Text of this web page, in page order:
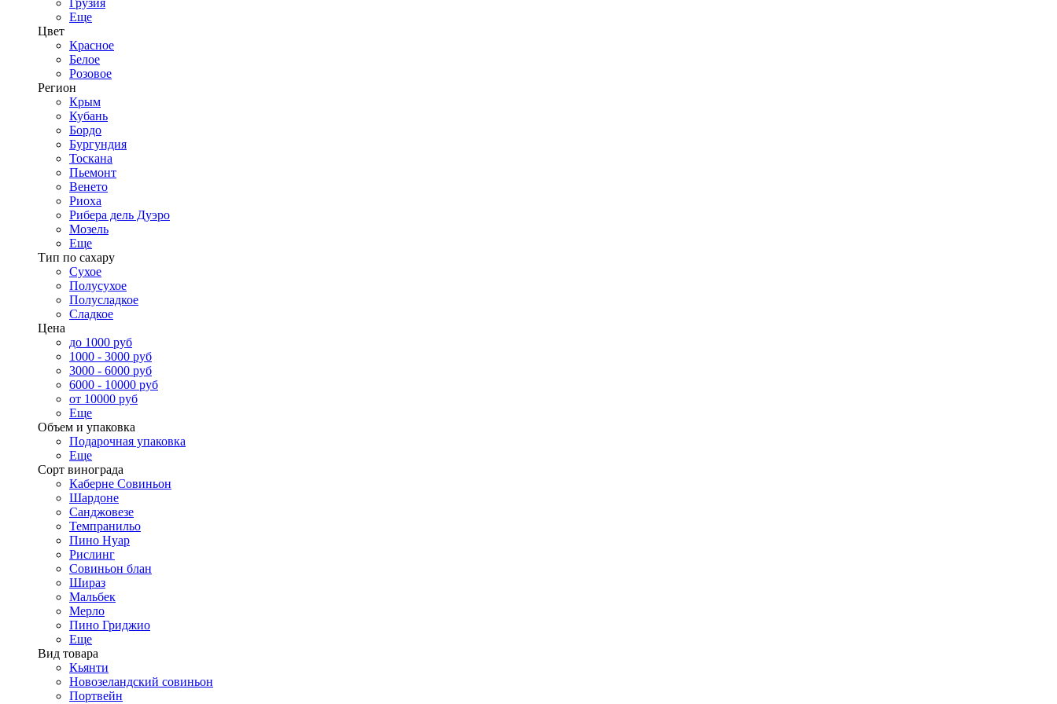
Грузия
Еще
Цвет
Красное
Белое
Розовое
Регион
Крым
Кубань
Бордо
Бургундия
Тоскана
Пьемонт
Венето
Риоха
Рибера дель Дуэро
Мозель
Еще
Тип по сахару
Сухое
Полусухое
Полусладкое
Сладкое
Цена
до 1000 руб
1000 - 3000 руб
3000 - 6000 руб
6000 - 10000 руб
от 10000 руб
Еще
Объем и упаковка
Подарочная упаковка
Еще
Сорт винограда
Каберне Совиньон
Шардоне
Санджовезе
Темпранильо
Пино Нуар
Рислинг
Совиньон блан
Шираз
Мальбек
Мерло
Пино Гриджио
Еще
Вид товара
Кьянти
Новозеландский совиньон
Портвейн